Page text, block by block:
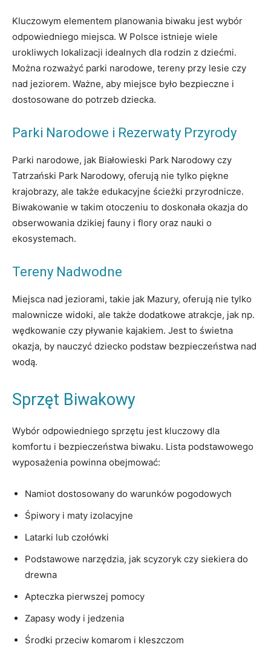
Kluczowym elementem planowania biwaku jest wybór
odpowiedniego miejsca. W Polsce istnieje wiele
urokliwych lokalizacji idealnych dla rodzin z dziećmi.
Można rozważyć parki narodowe, tereny przy lesie czy
nad jeziorem. Ważne, aby miejsce było bezpieczne i
dostosowane do potrzeb dziecka.
Parki Narodowe i Rezerwaty Przyrody
Parki narodowe, jak Białowieski Park Narodowy czy
Tatrzański Park Narodowy, oferują nie tylko piękne
krajobrazy, ale także edukacyjne ścieżki przyrodnicze.
Biwakowanie w takim otoczeniu to doskonała okazja do
obserwowania dzikiej fauny i flory oraz nauki o
ekosystemach.
Tereny Nadwodne
Miejsca nad jeziorami, takie jak Mazury, oferują nie tylko
malownicze widoki, ale także dodatkowe atrakcje, jak np.
wędkowanie czy pływanie kajakiem. Jest to świetna
okazja, by nauczyć dziecko podstaw bezpieczeństwa nad
wodą.
Sprzęt Biwakowy
Wybór odpowiedniego sprzętu jest kluczowy dla
komfortu i bezpieczeństwa biwaku. Lista podstawowego
wyposażenia powinna obejmować:
Namiot dostosowany do warunków pogodowych
Śpiwory i maty izolacyjne
Latarki lub czołówki
Podstawowe narzędzia, jak scyzoryk czy siekiera do
drewna
Apteczka pierwszej pomocy
Zapasy wody i jedzenia
Środki przeciw komarom i kleszczom